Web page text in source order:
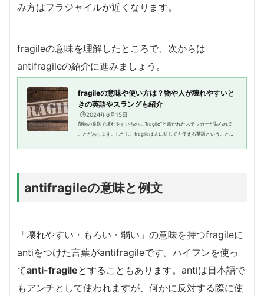
み方はフラジャイルが近くなります。
fragileの意味を理解したところで、次からは
antifragileの紹介に進みましょう。
fragileの意味や使い方は？物や人が壊れやすいと
きの英語やスラングも紹介
🕒️2024年6月15日
荷物の発送で壊れやすいものに”fragile”と書かれたステッカーが貼られる
ことがあります。しかし、fragileは人に対しても使える英語ということを
antifragileの意味と例文
「壊れやすい・もろい・弱い」の意味を持つfragileに
antiをつけた言葉がantifragileです。ハイフンを使っ
てanti-fragileとすることもあります。antiは日本語で
もアンチとして使われますが、何かに反対する際に使